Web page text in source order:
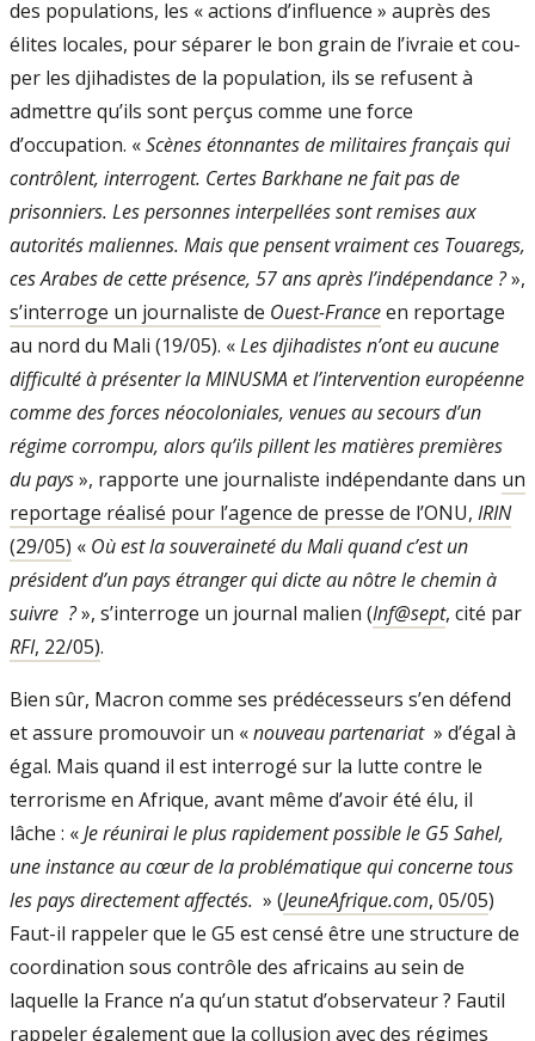
des populations, les « ac­tions d’influence » auprès des
élites locales, pour séparer le bon grain de l’ivraie et cou­
per les djihadistes de la population, ils se re­fusent à
admettre qu’ils sont perçus comme une force
d’occupation. «Scènes étonnantes de militaires français qui
contrôlent, inter­rogent. Certes Barkhane ne fait pas de
prisonniers. Les personnes interpellées sont remises aux
autorités maliennes. Mais que pensent vraiment ces Touaregs,
ces Arabes de cette présence, 57 ans après l’indépen­dance ?»,
s’interroge un journaliste de Ouest-­Franceen reportage
au nord du Mali (19/05). «Les djihadistes n’ont eu aucune
difficulté à présenter la MINUSMA et l’inter­vention européenne
comme des forces néo­coloniales, venues au secours d’un
régime corrompu, alors qu’ils pillent les matières premières
du pays», rapporte une journa­liste indépendante dans un
reportage réalisé pour l’agence de presse de l’ONU, IRIN
(29/05) « Où est la souveraineté du Mali quand c’est un
président d’un pays étran­ger qui dicte au nôtre le chemin à
suivre ?», s’interroge un journal malien (Inf@sept, cité par
RFI, 22/05).
Bien sûr, Macron comme ses prédéces­seurs s’en défend
et assure promouvoir un «nouveau partenariat » d’égal à
égal. Mais quand il est interrogé sur la lutte contre le
terrorisme en Afrique, avant même d’avoir été élu, il
lâche : «Je réunirai le plus rapi­dement possible le G5 Sahel,
une instance au cœur de la problématique qui concerne tous
les pays directement affectés. » (JeuneAfrique.com, 05/05)
Faut­-il rappeler que le G5 est censé être une structure de
coor­dination sous contrôle des africains au sein de
laquelle la France n’a qu’un statut d’ob­servateur ? Faut­il
rappeler également que la collusion avec des régimes